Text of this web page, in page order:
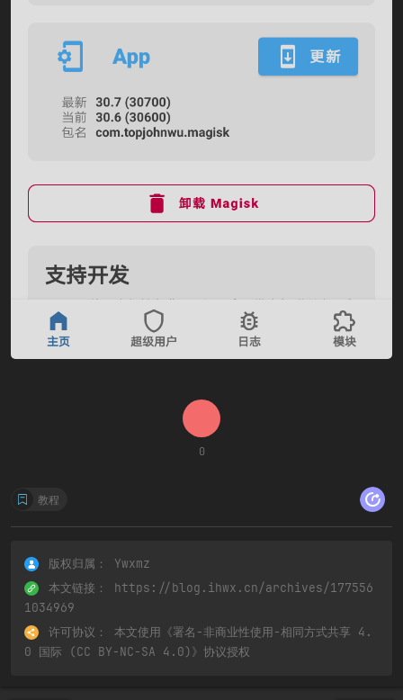
0
教程
版权归属：
Ywxmz
本文链接：
https://blog.ihwx.cn/archives/177556
1034969
许可协议：
本文使用《署名-非商业性使用-相同方式共享 4.
0 国际 (CC BY-NC-SA 4.0) 》协议授权